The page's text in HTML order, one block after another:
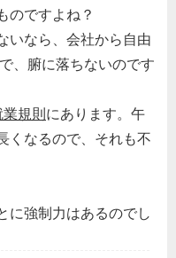
のですよね？
いなら、会社から自由
、腑に落ちないのです
業規則にあります。午
くなるので、それも不
に強制力はあるのでし